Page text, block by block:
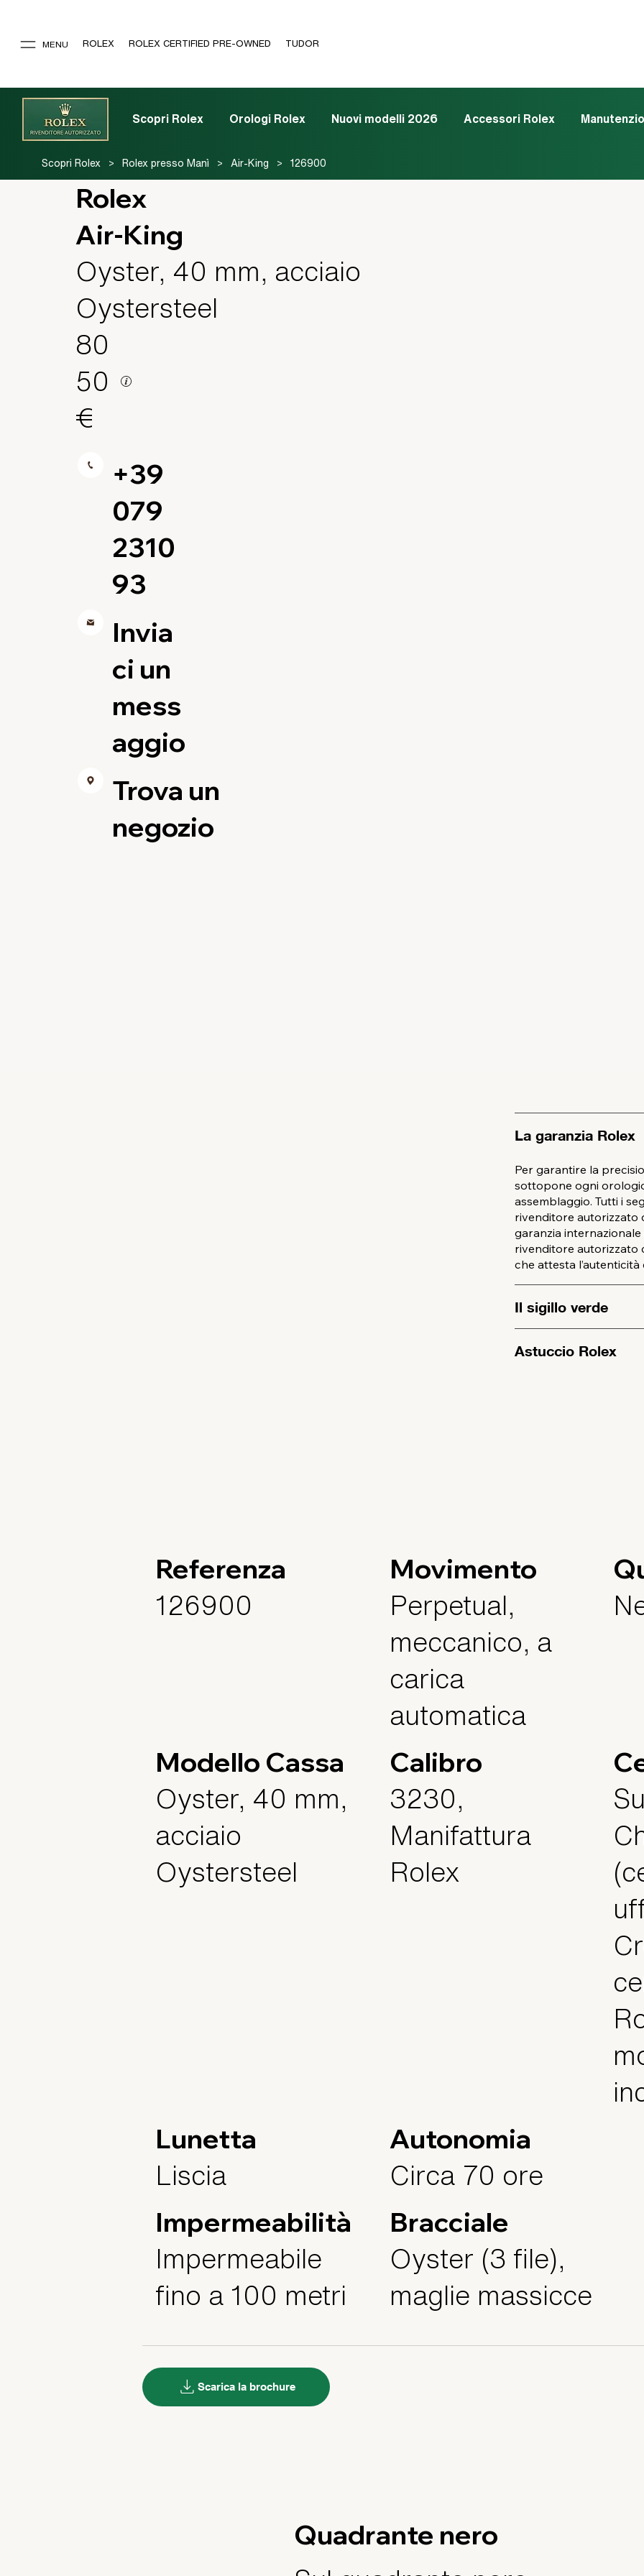
MENU ROLEX ROLEX CERTIFIED PRE-OWNED TUDOR
Scopri Rolex Orologi Rolex Nuovi modelli 2026 Accessori Rolex
Scopri Rolex > Rolex presso Manì > Air-King > 126900
Rolex
Air-King
Oyster, 40 mm, acciaio
Oystersteel
80
50
€
+39
079
2310
93
Invia
ci un
mess
aggio
Trova un
negozio
La garanzia Rolex
Per garantire la
sottopone ogni
assemblaggio. Tutti i
rivenditore autorizzato
garanzia internazionale
rivenditore autorizzato
che attesta l’autenticità
Il sigillo verde
Astuccio Rolex
Referenza
126900
Movimento
Perpetual,
meccanico, a
carica
automatica
Modello Cassa
Oyster, 40 mm,
acciaio
Oystersteel
Calibro
3230,
Manifattura
Rolex
Lunetta
Liscia
Autonomia
Circa 70 ore
Impermeabilità
Impermeabile
fino a 100 metri
Bracciale
Oyster (3 file),
maglie massicce
Scarica la brochure
Quadrante nero